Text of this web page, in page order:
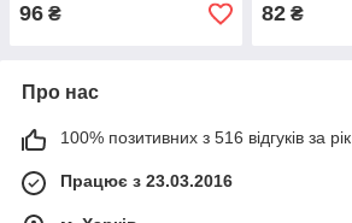
96 ₴ 82₴
Про нас
100% позитивних з 516 відгуків за рік
Працює з 23.03.2016